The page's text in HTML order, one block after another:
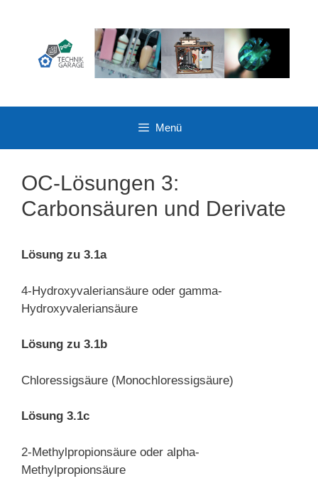
Menü
OC-Lösungen 3:
Carbonsäuren und Derivate
Lösung zu 3.1a
4-Hydroxyvaleriansäure oder gamma-
Hydroxyvaleriansäure
Lösung zu 3.1b
Chloressigsäure (Monochloressigsäure)
Lösung 3.1c
2-Methylpropionsäure oder alpha-
Methylpropionsäure